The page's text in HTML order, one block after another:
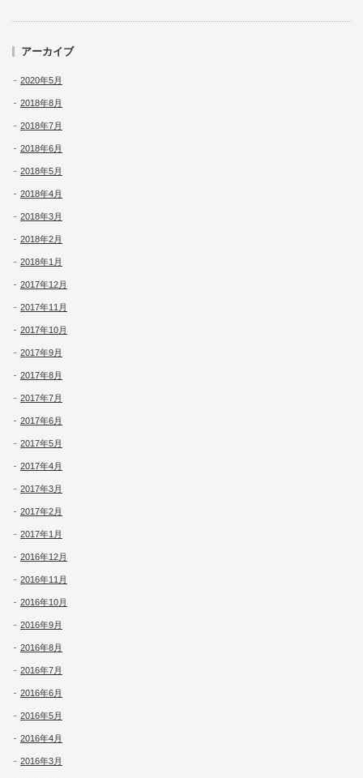
アーカイブ
2020年5月
2018年8月
2018年7月
2018年6月
2018年5月
2018年4月
2018年3月
2018年2月
2018年1月
2017年12月
2017年11月
2017年10月
2017年9月
2017年8月
2017年7月
2017年6月
2017年5月
2017年4月
2017年3月
2017年2月
2017年1月
2016年12月
2016年11月
2016年10月
2016年9月
2016年8月
2016年7月
2016年6月
2016年5月
2016年4月
2016年3月